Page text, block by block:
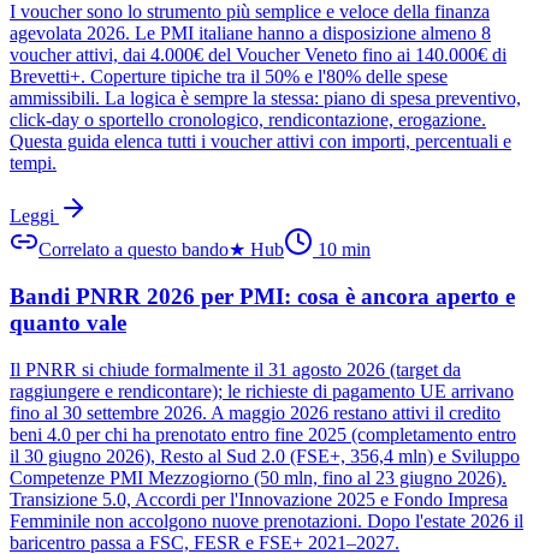
I voucher sono lo strumento più semplice e veloce della finanza
agevolata 2026. Le PMI italiane hanno a disposizione almeno 8
voucher attivi, dai 4.000€ del Voucher Veneto fino ai 140.000€ di
Brevetti+. Coperture tipiche tra il 50% e l'80% delle spese
ammissibili. La logica è sempre la stessa: piano di spesa preventivo,
click-day o sportello cronologico, rendicontazione, erogazione.
Questa guida elenca tutti i voucher attivi con importi, percentuali e
tempi.
Leggi
Correlato a questo bando★ Hub 10 min
Bandi PNRR 2026 per PMI: cosa è ancora aperto e
quanto vale
Il PNRR si chiude formalmente il 31 agosto 2026 (target da
raggiungere e rendicontare); le richieste di pagamento UE arrivano
fino al 30 settembre 2026. A maggio 2026 restano attivi il credito
beni 4.0 per chi ha prenotato entro fine 2025 (completamento entro
il 30 giugno 2026), Resto al Sud 2.0 (FSE+, 356,4 mln) e Sviluppo
Competenze PMI Mezzogiorno (50 mln, fino al 23 giugno 2026).
Transizione 5.0, Accordi per l'Innovazione 2025 e Fondo Impresa
Femminile non accolgono nuove prenotazioni. Dopo l'estate 2026 il
baricentro passa a FSC, FESR e FSE+ 2021–2027.